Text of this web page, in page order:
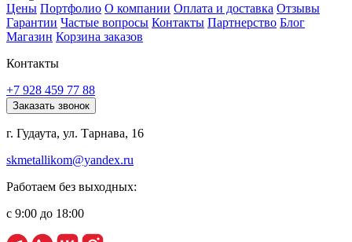
Цены Портфолио О компании Оплата и доставка Отзывы
Гарантии Частые вопросы Контакты Партнерство Блог
Магазин Корзина заказов
Контакты
+7 928 459 77 88
Заказать звонок
г. Гудаута, ул. Тарнава, 16
skmetallikom@yandex.ru
Работаем без выходных:
с 9:00 до 18:00